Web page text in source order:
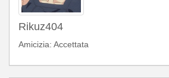
Rikuz404
Amicizia: Accettata